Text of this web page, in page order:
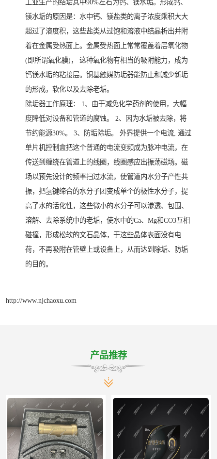
工业生产的结垢其中90%左右为钙、镁水垢。形成钙、
镁水垢的原因是：水中钙、镁盐类的离子浓度乘积大大
超过了溶度积，这些盐类从过饱和溶液中结晶析出并附
着在金属受热面上。金属受热面上常常覆盖着层氧化物
(即所谓氧化膜)， 这种氧化物有相当的吸附能力，成为
钙镁水垢的粘接层。铜基触媒防垢器能防止和减少新垢
的形成，软化以及去除老垢。
除垢器工作原理： 1、由于减免化学药剂的使用，大幅
度降低对设备和管道的腐蚀。 2、因为水垢被去除，将
节约能源30%。 3、防垢除垢。 外界提供一个电流, 通过
单片机控制盒把这个普通的电流变频成为脉冲电流，在
传送到缠绕在管道上的线圈，线圈感应出振荡磁场。磁
场以预先设计的频率扫过水流，使管道内水分子产性共
振，把氢键缔合的水分子团变成单个的极性水分子，提
高了水的活化性，这些微小的水分子可以渗透、包围、
溶解、去除系统中的老垢，使水中的Ca、Mg和CO3互相
碰撞，形成松软的文石晶体，于这些晶体表面没有电
荷，不再吸附在管壁上或设备上，从而达到除垢、防垢
的目的。
http://www.njchaoxu.com
产品推荐